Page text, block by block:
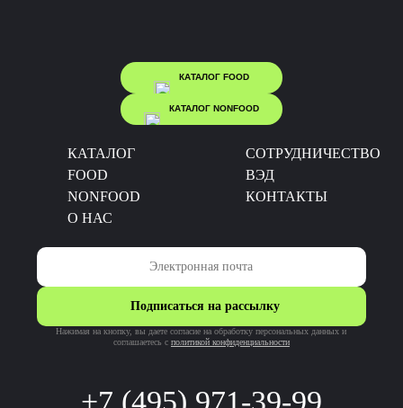
КАТАЛОГ FOOD
КАТАЛОГ NONFOOD
КАТАЛОГ
CОТРУДНИЧЕСТВО
FOOD
ВЭД
NONFOOD
КОНТАКТЫ
О НАС
+7 (495) 971-39-99
Подписаться на рассылку
Нажимая на кнопку, вы даете согласие на обработку персональных данных и
соглашаетесь c политикой конфиденциальности